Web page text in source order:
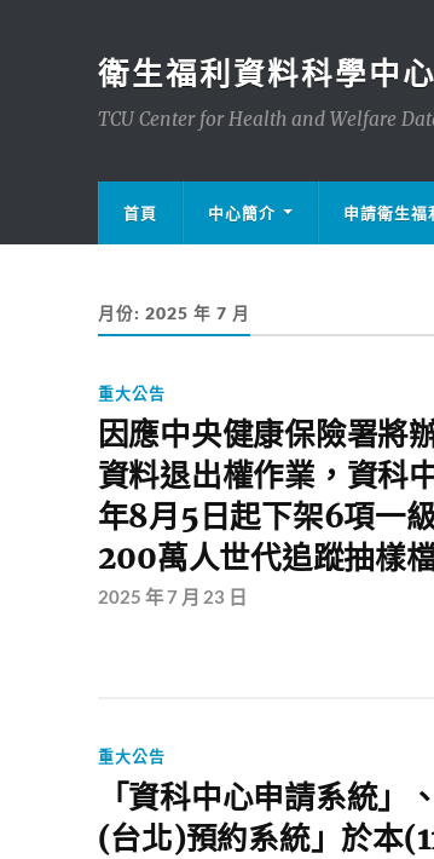
衛生福利資料科學中
TCU Center for Health and Welfare
首頁 中心簡介 申請衛生福
月份: 2025 年 7 月
重大公告
因應中央健康保險署將
資料退出權作業，資科
年8月5日起下架6項一
200萬人世代追蹤抽樣
2025 年 7 月 23 日
重大公告
「資科中心申請系統」
(台北)預約系統」於本